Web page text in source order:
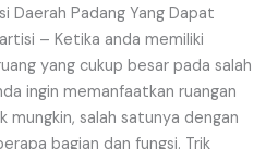
Daerah Padang Yang Dapat
– Ketika anda memiliki
yang cukup besar pada salah
ingin memanfaatkan ruangan
salah satunya dengan
bagian dan fungsi. Trik